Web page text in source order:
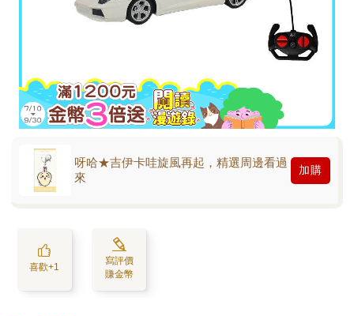
呀哈★吉伊卡哇旋風再起，精選周邊看過
來
加購
喜歡+1
寫評價
賺金幣